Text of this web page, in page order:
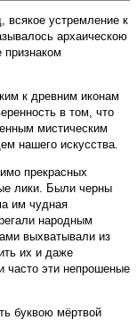
всякое устремление к
архаическою
к древним иконам
в том, что
мистическим
нашего искусства.
прекрасных
лики. Были черны
им чудная
народным
выхватывали из
их и даже
часто эти непрошеные
буквою мёртвой